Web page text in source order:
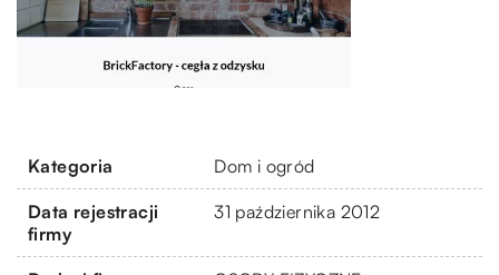
Kategoria Dom i ogród
Data rejestracji
firmy
31 października 2012